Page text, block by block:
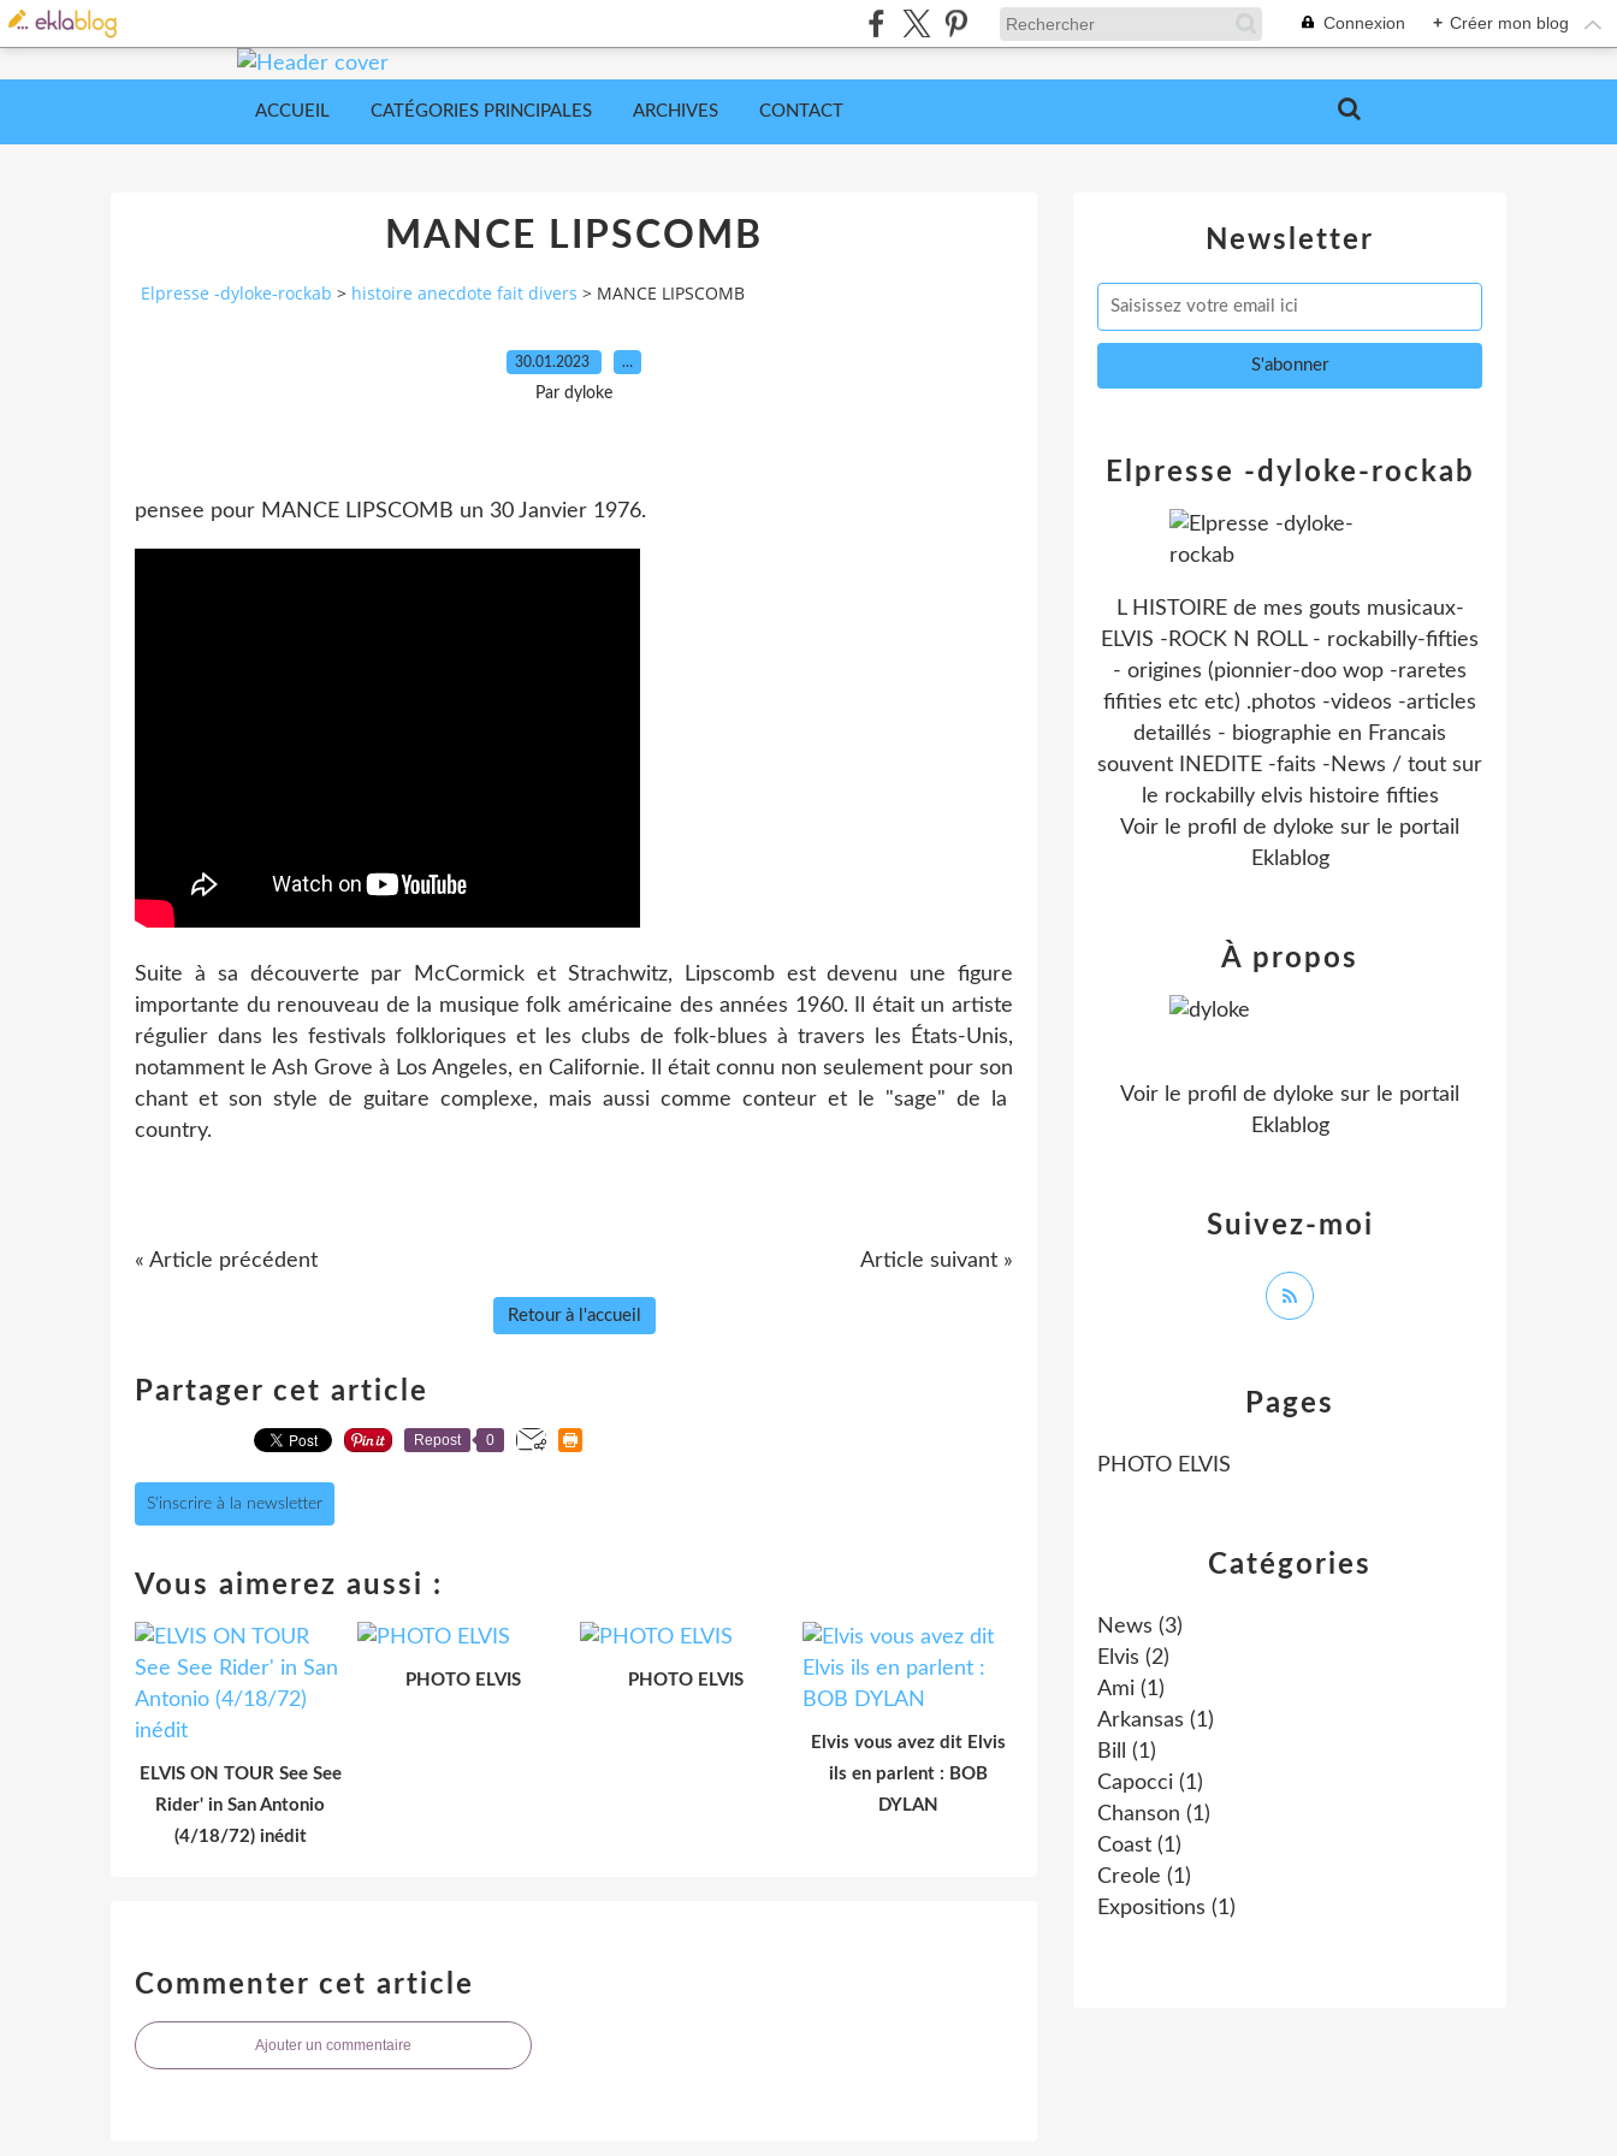
Connexion + Créer mon blog
ACCUEIL CATÉGORIES PRINCIPALES ARCHIVES CONTACT
MANCE LIPSCOMB
Elpresse -dyloke-rockab > histoire anecdote fait divers > MANCE LIPSCOMB
30.01.2023 …
Par dyloke
pensee pour MANCE LIPSCOMB un 30 Janvier 1976.
Suite à sa découverte par McCormick et Strachwitz, Lipscomb est devenu une figure
importante du renouveau de la musique folk américaine des années 1960. Il était un artiste
régulier dans les festivals folkloriques et les clubs de folk-blues à travers les États-Unis,
notamment le Ash Grove à Los Angeles, en Californie. Il était connu non seulement pour son
chant et son style de guitare complexe, mais aussi comme conteur et le "sage" de la
country.
« Article précédent Article suivant »
Retour à l'accueil
Partager cet article
Repost 0
S'inscrire à la newsletter
Vous aimerez aussi :
ELVIS ON TOUR See See
Rider' in San Antonio
(4/18/72) inédit
PHOTO ELVIS PHOTO ELVIS
Elvis vous avez dit Elvis
ils en parlent : BOB
DYLAN
Commenter cet article
Ajouter un commentaire
Newsletter
Catégories
News (3)
Elvis (2)
Ami (1)
Arkansas (1)
Bill
(1)
Capocci (1)
Chanson (1)
Coast (1)
Creole (1)
Expositions (1)
Pages
PHOTO ELVIS
Elpresse -dyloke-rockab
L HISTOIRE de mes gouts musicaux-
ELVIS -ROCK N ROLL - rockabilly-fifties
- origines (pionnier-doo wop -raretes
fifities etc etc) .photos -videos -articles
detaillés - biographie en Francais
souvent INEDITE -faits -News / tout sur
le rockabilly elvis histoire fifties
Voir le profil de dyloke sur le portail
Eklablog
Suivez-moi
À propos
Voir le profil de dyloke sur le portail
Eklablog